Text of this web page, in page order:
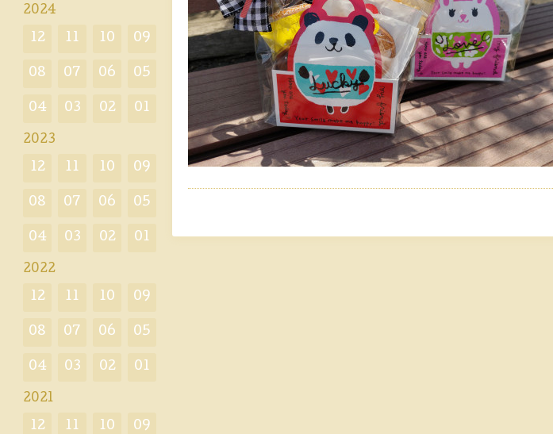
2024
12 11 10 09
08 07 06 05
04 03 02 01
2023
12 11 10 09
08 07 06 05
04 03 02 01
2022
12 11 10 09
08 07 06 05
04 03 02 01
2021
12 11 10 09